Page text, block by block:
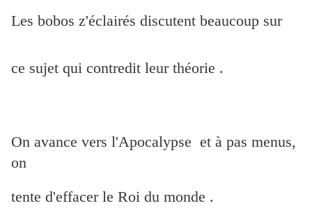
Les bobos z'éclairés discutent beaucoup sur
ce sujet qui contredit leur théorie .
On avance vers l'Apocalypse et à pas menus,
on
tente d'effacer le Roi du monde .